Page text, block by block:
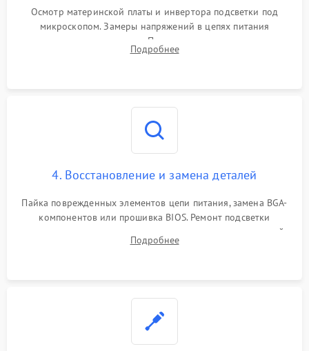
Осмотр материнской платы и инвертора подсветки под
микроскопом. Замеры напряжений в цепях питания
процессора и видеокарты. Проверка состояния жесткого
диска и оперативной памяти с помощью POST-карт и
Подробнее
4. Восстановление и замена деталей
Пайка поврежденных элементов цепи питания, замена BGA-
компонентов или прошивка BIOS. Ремонт подсветки
матрицы, замена неисправного накопителя на скоростной
SSD или установка новых модулей памяти.
Подробнее